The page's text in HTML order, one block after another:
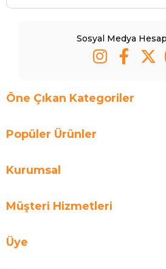
Sosyal Medya
Öne Çıkan Kategoriler
Popüler Ürünler
Kurumsal
Müşteri Hizmetleri
Üye